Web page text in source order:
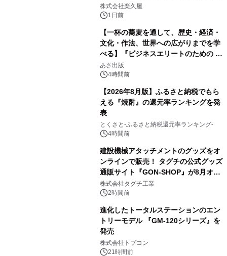
メニューを提供
株式会社楽久屋
1日前
【一杯の蕎麦を通して、歴史・経済・
文化・作法、世界への広がりまでを学
べる】『ビジネスエリートのための 教
養としての蕎麦』2026年8月25日
（火）発売
あさ出版
4時間前
【2026年8月版】ふるさと納税でもら
える『焼酎』の還元率ランキングを発
表
とくさと-ふるさと納税還元率ランキング-
4時間前
建設機械アタッチメントのグッズをオ
ンラインで販売！ タグチの公式グッズ
通販サイト『GON-SHOP』が8月オー
プン
株式会社タグチ工業
2時間前
進化したトータルステーションのエン
トリーモデル 『GM-120シリーズ』を
発売
株式会社トプコン
21時間前